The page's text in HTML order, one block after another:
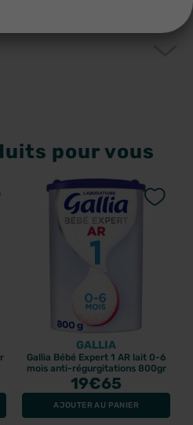
pour vous
GALLIA
Gallia Bébé Expert 1 AR lait 0-6
mois anti-régurgitations 800gr
19€65
AJOUTER AU PANIER